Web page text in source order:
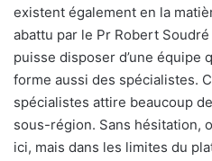
existent également en la
abattu par le Pr Robert
puisse disposer d’une équipe
forme aussi des spécialistes.
spécialistes attire beaucoup
sous-région. Sans hésitation,
ici, mais dans les limites du